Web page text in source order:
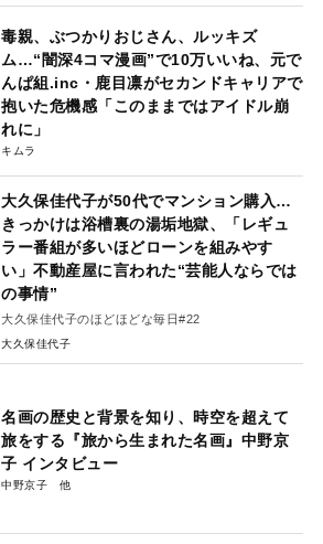
毒親、ぶつかりおじさん、ルッキズ
ム…“闇深4コマ漫画”で10万いいね、元で
んぱ組.inc・鹿目凛がセカンドキャリアで
抱いた危機感「このままではアイドル崩
れに」
キムラ
大久保佳代子が50代でマンション購入…
きっかけは浴槽裏の湯垢地獄、「レギュ
ラー番組が多いほどローンを組みやす
い」不動産屋に言われた“芸能人ならでは
の事情”
大久保佳代子のほどほどな毎日#22
大久保佳代子
名画の歴史と背景を知り、時空を超えて
旅をする『旅から生まれた名画』中野京
子 インタビュー
中野京子